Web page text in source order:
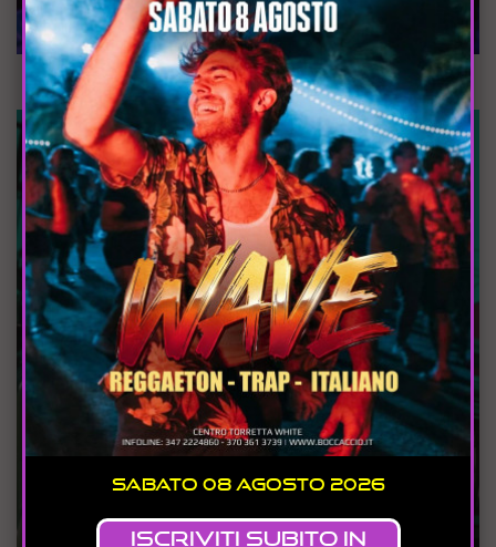
Sabato 01 Agosto 2026
CAMPO DEI FIORI - WAVE
Sabato 08 Agosto 2026
Iscriviti SUBITO in